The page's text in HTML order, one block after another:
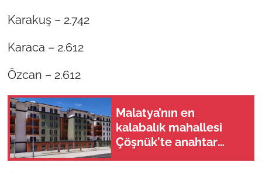
Karakuş – 2.742
Karaca – 2.612
Özcan – 2.612
Malatya’nın en
kalabalık mahallesi
Çöşnük'te anahtar